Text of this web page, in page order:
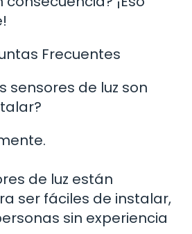
Frecuentes
sensores de luz son
de luz están
ser fáciles de instalar,
sin experiencia